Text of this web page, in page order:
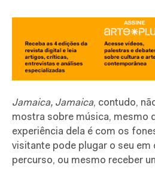
Jamaica, Jamaica, contudo,
mostra sobre música, mesmo
experiência dela é com os
visitante pode plugar o seu
percurso, ou mesmo receber